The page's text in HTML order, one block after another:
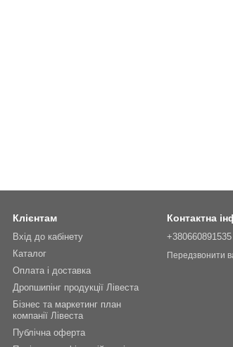
Клієнтам
Вхід до кабінету
Каталог
Оплата і доставка
Дропшипінг продукції Лівеста
Бізнес та маркетинг план
компанії Лівеста
Публічна оферта
Контактна
+380660891535
Передзвонити